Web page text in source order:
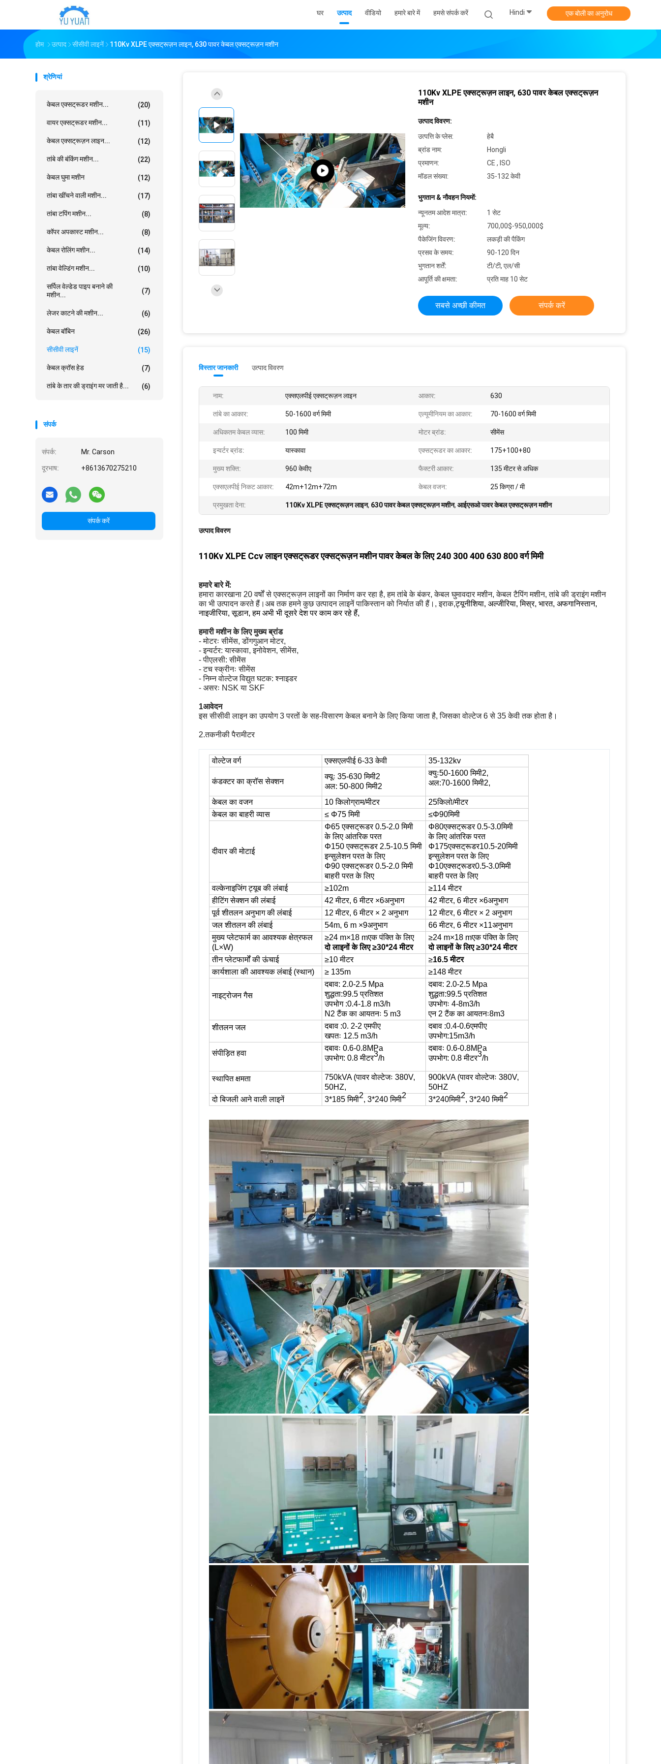
घर उत्पाद वीडियो हमारे बारे में हमसे संपर्क करें Hindi एक बोली का अनुरोध
होम उत्पाद सीसीवी लाइनें 110Kv XLPE एक्सट्रूज़न लाइन, 630 पावर केबल एक्सट्रूज़न मशीन
श्रेणियां
केबल एक्सट्रूडर मशीन... (20)
वायर एक्सट्रूडर मशीन... (11)
केबल एक्सट्रूज़न लाइन... (12)
तांबे की बंकिंग मशीन... (22)
केबल घुमा मशीन (12)
तांबा खींचने वाली मशीन... (17)
तांबा टपिंग मशीन... (8)
कॉपर अपकास्ट मशीन... (8)
केबल रोलिंग मशीन... (14)
तांबा वेल्डिंग मशीन... (10)
सर्पिल वेल्डेड पाइप बनाने की
मशीन...
(7)
लेजर काटने की मशीन... (6)
केबल बॉबिन (26)
सीसीवी लाइनें (15)
केबल क्रॉस हेड (7)
तांबे के तार की ड्राइंग मर जाती है... (6)
संपर्क
संपर्क: Mr. Carson
दूरभाष: +8613670275210
संपर्क करें
110Kv XLPE एक्सट्रूज़न लाइन, 630 पावर केबल एक्सट्रूज़न
मशीन
उत्पाद विवरण:
उत्पत्ति के प्लेस:
हेबै
ब्रांड नाम:
Hongli
प्रमाणन:
CE , ISO
मॉडल संख्या:
35-132 केवी
भुगतान & नौवहन नियमों:
न्यूनतम आदेश मात्रा:
1 सेट
मूल्य:
700,00$-950,000$
पैकेजिंग विवरण:
लकड़ी की पैकिंग
प्रसव के समय:
90-120 दिन
भुगतान शर्तें:
टी/टी, एल/सी
आपूर्ति की क्षमता:
प्रति माह 10 सेट
सबसे अच्छी कीमत संपर्क करें
विस्तार जानकारी उत्पाद विवरण
नाम: एक्सएलपीई एक्सट्रूज़न लाइन आकार: 630
तांबे का आकार: 50-1600 वर्ग मिमी एल्यूमीनियम का आकार: 70-1600 वर्ग मिमी
अधिकतम केबल व्यास: 100 मिमी मोटर ब्रांड: सीमेंस
इन्वर्टर ब्रांड: यास्कावा एक्सट्रूडर का आकार: 175+100+80
मुख्य शक्ति: 960 केवीए फैक्टरी आकार: 135 मीटर से अधिक
एक्सएलपीई निकट आकार: 42m+12m+72m केबल वजन: 25 किग्रा / मी
प्रमुखता देना: 110Kv XLPE एक्सट्रूज़न लाइन, 630 पावर केबल एक्सट्रूज़न मशीन, आईएसओ पावर केबल एक्सट्रूज़न मशीन
उत्पाद विवरण
110Kv XLPE Ccv लाइन एक्सट्रूडर एक्सट्रूज़न मशीन पावर केबल के लिए 240 300 400 630 800 वर्ग मिमी
हमारे बारे में:
हमारा कारखाना 20 वर्षों से एक्सट्रूज़न लाइनों का निर्माण कर रहा है, हम तांबे के बंकर, केबल घुमावदार मशीन, केबल टैपिंग मशीन, तांबे की ड्राइंग मशीन
का भी उत्पादन करते हैं।अब तक हमने कुछ उत्पादन लाइनें पाकिस्तान को निर्यात की हैं।, इराक,ट्यूनीशिया, अल्जीरिया, मिस्र, भारत, अफगानिस्तान,
नाइजीरिया, सूडान, हम अभी भी दूसरे देश पर काम कर रहे हैं,
हमारी मशीन के लिए मुख्य ब्रांड
- मोटरः सीमेंस, डोंगगुआन मोटर,
- इन्वर्टर: यास्कावा, इनोवेशन, सीमेंस,
- पीएलसी: सीमेंस
- टच स्क्रीनः सीमेंस
- निम्न वोल्टेज विद्युत घटक: श्नाइडर
- असरः NSK या SKF
1आवेदन
इस सीसीवी लाइन का उपयोग 3 परतों के सह-विसारण केबल बनाने के लिए किया जाता है, जिसका वोल्टेज 6 से 35 केवी तक होता है।
2.तकनीकी पैरामीटर
वोल्टेज वर्ग एक्सएलपीई 6-33 केवी 35-132kv
कंडक्टर का क्रॉस सेक्शन
क्यूः 35-630 मिमी2
अल: 50-800 मिमी2
क्युः50-1600 मिमी2,
अल:70-1600 मिमी2,
केबल का वजन 10 किलोग्राम/मीटर 25किलो/मीटर
केबल का बाहरी व्यास
≤ Φ75 मिमी ≤Φ90मिमी
दीवार की मोटाई
Φ65 एक्सट्रूडर 0.5-2.0 मिमी
के लिए आंतरिक परत
Φ150 एक्सट्रूडर 2.5-10.5 मिमी
इन्सुलेशन परत के लिए
Φ90 एक्सट्रूडर 0.5-2.0 मिमी
बाहरी परत के लिए
Φ80एक्सट्रूडर 0.5-3.0मिमी
के लिए आंतरिक परत
Φ175एक्सट्रूडर10.5-20मिमी
इन्सुलेशन परत के लिए
Φ10एक्सट्रूडर0.5-3.0मिमी
बाहरी परत के लिए
वल्केनाइजिंग ट्यूब की लंबाई
≥102m ≥114 मीटर
हीटिंग सेक्शन की लंबाई
42 मीटर, 6 मीटर ×6अनुभाग 42 मीटर, 6 मीटर ×6अनुभाग
पूर्व शीतलन अनुभाग की लंबाई
12 मीटर, 6 मीटर × 2 अनुभाग
12 मीटर, 6 मीटर × 2 अनुभाग
जल शीतलन की लंबाई
54m, 6 m ×9अनुभाग 66 मीटर, 6 मीटर ×11अनुभाग
मुख्य प्लेटफार्म का आवश्यक क्षेत्रफल
(L×W)
≥24 m×18 mएक पंक्ति के लिए
दो लाइनों के लिए ≥30*24 मीटर
≥24 m×18 mएक पंक्ति के लिए
दो लाइनों के लिए ≥30*24 मीटर
तीन प्लेटफार्मों की ऊंचाई
≥10 मीटर ≥16.5 मीटर
कार्यशाला की आवश्यक लंबाई (स्थान)
≥ 135m ≥148 मीटर
नाइट्रोजन गैस
दबाव: 2.0-2.5 Mpa
शुद्धता:99.5 प्रतिशत
उपभोग :0.4-1.8 m3/h
N2 टैंक का आयतनः 5 m3
दबाव: 2.0-2.5 Mpa
शुद्धता:99.5 प्रतिशत
उपभोगः 4-8m3/h
एन 2 टैंक का आयतनः8m3
शीतलन जल
दबाव :0. 2-2 एमपीए
खपतः 12.5 m3/h
दबाव :0.4-0.6एमपीए
उपभोग:15m3/h
संपीड़ित हवा
दबावः 0.6-0.8MPa
उपभोग: 0.8 मीटर3/h
दबावः 0.6-0.8MPa
उपभोग: 0.8 मीटर3/h
स्थापित क्षमता 750kVA (पावर वोल्टेजः 380V,
50HZ,
900kVA (पावर वोल्टेजः 380V,
50HZ
दो बिजली आने वाली लाइनें
3*185 मिमी2, 3*240 मिमी2 3*240मिमी2, 3*240 मिमी2